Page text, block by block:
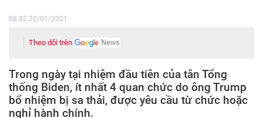
08:32 22/01/2021
Theo dõi trên
Trong ngày tại nhiệm đầu tiên của tân Tổng
thống Biden, ít nhất 4 quan chức do ông Trump
bổ nhiệm bị sa thải, được yêu cầu từ chức hoặc
nghỉ hành chính.